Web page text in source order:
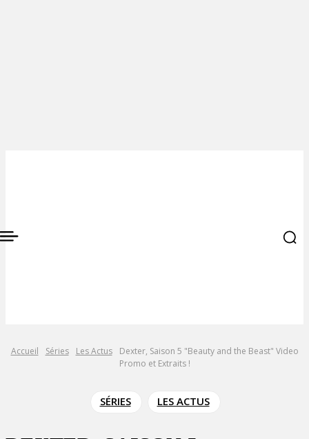
Accueil Séries Les Actus
Dexter, Saison 5 "Beauty and the Beast" Video
Promo et Extraits !
SÉRIES LES ACTUS